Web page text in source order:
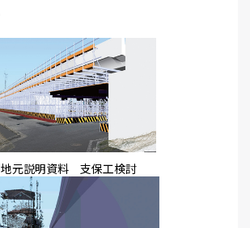
地元説明資料 支保工検討